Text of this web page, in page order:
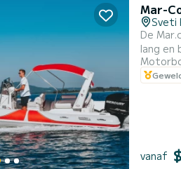
Mar-
Sveti
De
lang en
vanaf